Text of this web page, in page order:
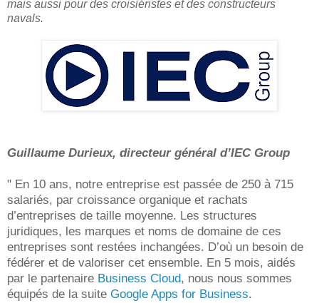
mais aussi pour des croisiéristes et des constructeurs
navals.
Guillaume Durieux, directeur général d’IEC Group
" En 10 ans, notre entreprise est passée de 250 à 715
salariés, par croissance organique et rachats
d’entreprises de taille moyenne. Les structures
juridiques, les marques et noms de domaine de ces
entreprises sont restées inchangées. D’où un besoin de
fédérer et de valoriser cet ensemble. En 5 mois, aidés
par le partenaire Business Cloud, nous nous sommes
équipés de la suite Google Apps for Business.